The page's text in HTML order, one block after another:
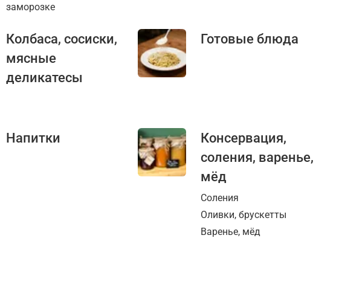
заморозке
Колбаса, сосиски,
мясные
деликатесы
Готовые блюда
Напитки
Консервация,
соления, варенье,
мёд
Соления
Оливки, брускетты
Варенье, мёд